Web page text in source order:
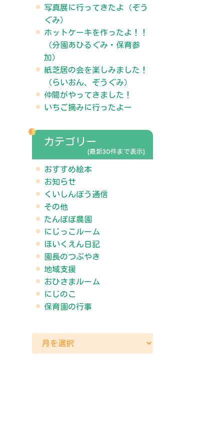
写真展に行ってきたよ（ぞう
ぐみ）
ホットケーキを作ったよ！！
（分園あひるぐみ・保育参
加）
紙芝居の会を楽しみました！
（らいおん、ぞうぐみ）
仲間がやってきました！
いちご摘みに行ったよー
カテゴリー
(最新30件まで表示)
おすすめ絵本
お知らせ
くいしんぼう通信
その他
たんぽぽ農園
にじっこルーム
ほいくえん日記
園長のつぶやき
地域支援
おひさまルーム
にじのこ
保育園の行事